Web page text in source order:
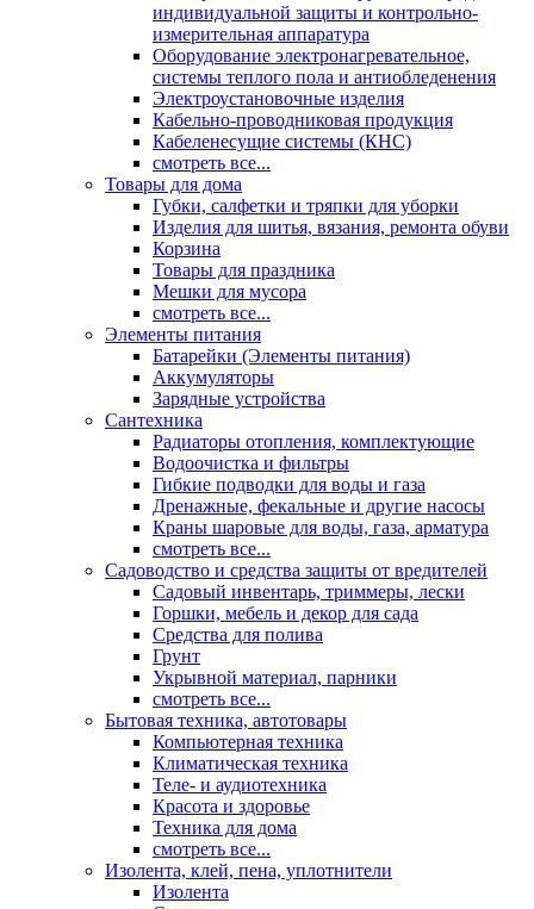
индивидуальной защиты и контрольно-
измерительная аппаратура
Оборудование электронагревательное,
системы теплого пола и антиобледенения
Электроустановочные изделия
Кабельно-проводниковая продукция
Кабеленесущие системы (КНС)
смотреть все...
Товары для дома
Губки, салфетки и тряпки для уборки
Изделия для шитья, вязания, ремонта обуви
Корзина
Товары для праздника
Мешки для мусора
смотреть все...
Элементы питания
Батарейки (Элементы питания)
Аккумуляторы
Зарядные устройства
Сантехника
Радиаторы отопления, комплектующие
Водоочистка и фильтры
Гибкие подводки для воды и газа
Дренажные, фекальные и другие насосы
Краны шаровые для воды, газа, арматура
смотреть все...
Садоводство и средства защиты от вредителей
Садовый инвентарь, триммеры, лески
Горшки, мебель и декор для сада
Средства для полива
Грунт
Укрывной материал, парники
смотреть все...
Бытовая техника, автотовары
Компьютерная техника
Климатическая техника
Теле- и аудиотехника
Красота и здоровье
Техника для дома
смотреть все...
Изолента, клей, пена, уплотнители
Изолента